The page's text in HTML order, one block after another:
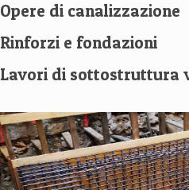
Opere di canalizzazione
Rinforzi e fondazioni
Lavori di sottostruttura